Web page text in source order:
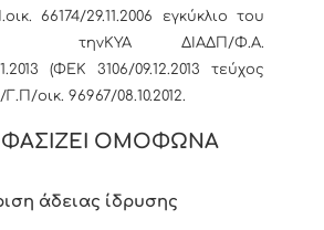
66174/29.11.2006 εγκύκλιο του
τηνΚΥΑ ΔΙΑΔΠ/Φ.Α.
(ΦΕΚ 3106/09.12.2013 τεύχος
Γ.Π/οικ. 96967/08.10.2012.
ΟΜΟΦΩΝΑ
άδειας ίδρυσης